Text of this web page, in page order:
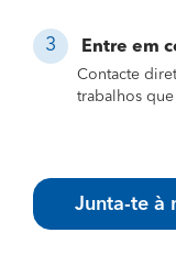
Entre em
Contacte
trabalhos
Junta-te à